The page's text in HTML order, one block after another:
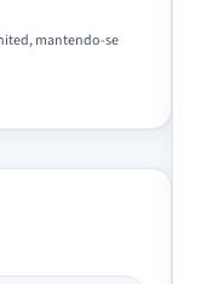
mantendo-se